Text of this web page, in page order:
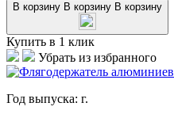
В корзину В корзину В корзину
Купить в 1 клик
Убрать из избранного
Год выпуска: г.